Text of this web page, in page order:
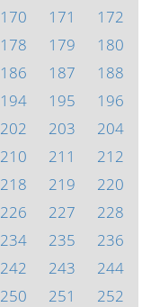
170 171
172
178 179
180
186 187
188
194 195
196
202 203
204
210 211
212
218 219
220
226 227
228
234 235
236
242 243
244
250 251
252